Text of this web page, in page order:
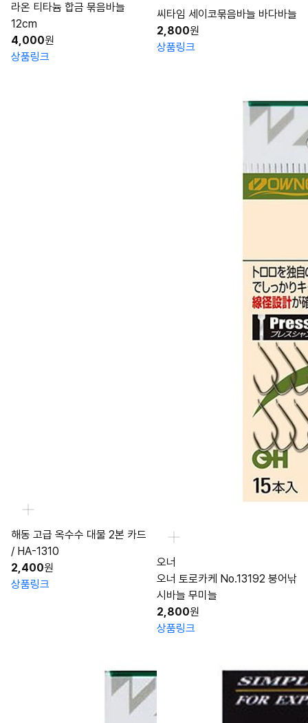
라온 티타늄 합금 묶음바늘
12cm
4,000원
상품링크
씨타임 세이코묶음바늘 바다바늘
2,800원
상품링크
해동 고급 옥수수 대물 2본 카드
/ HA-1310
2,400원
상품링크
오너
오너 토로카케 No.13192 붕어낚
시바늘 무미늘
2,800원
상품링크